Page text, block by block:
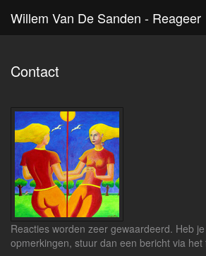
Willem Van De Sanden - Reageer
Contact
Reacties worden zeer gewaardeerd. Heb
opmerkingen, stuur dan een bericht via